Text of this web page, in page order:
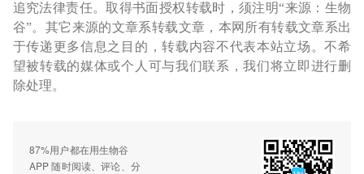
追究法律责任。取得书面授权转载时，须注明“来源：生物
谷”。其它来源的文章系转载文章，本网所有转载文章系出
于传递更多信息之目的，转载内容不代表本站立场。不希
望被转载的媒体或个人可与我们联系，我们将立即进行删
除处理。
87%用户都在用生物谷
APP 随时阅读、评论、分